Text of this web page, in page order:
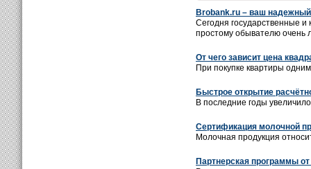
Brobank.ru – ваш
Сегодня государственные и
простому обывателю очень
От чего зависит цена
При покупке квартиры
Быстрое открытие
В последние годы
Сертификация молочной
Молочная продукция
Партнерская программы